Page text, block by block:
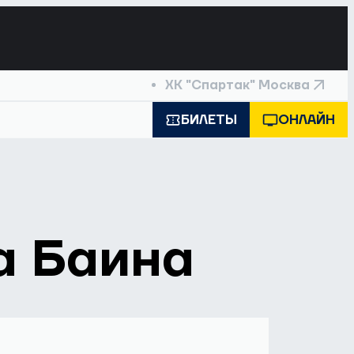
ХК "Спартак" Москва
БИЛЕТЫ ОНЛАЙН
Баина